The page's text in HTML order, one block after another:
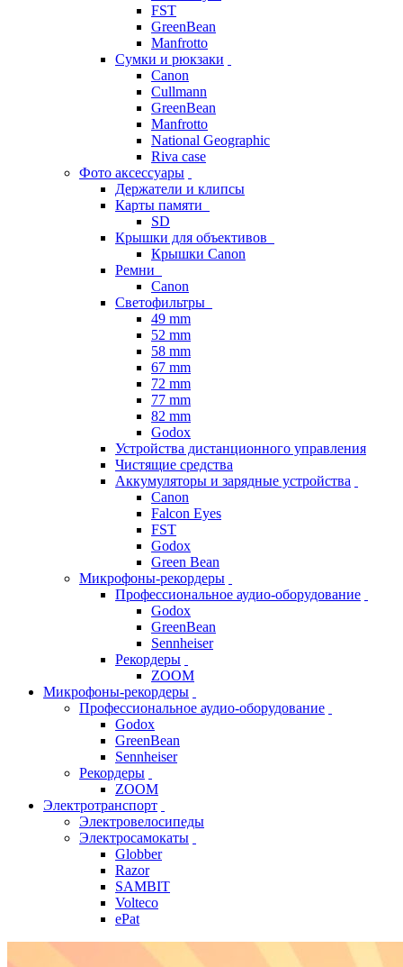
FST
GreenBean
Manfrotto
Сумки и рюкзаки
Canon
Cullmann
GreenBean
Manfrotto
National Geographic
Riva case
Фото аксессуары
Держатели и клипсы
Карты памяти
SD
Крышки для объективов
Крышки Canon
Ремни
Canon
Светофильтры
49 mm
52 mm
58 mm
67 mm
72 mm
77 mm
82 mm
Godox
Устройства дистанционного управления
Чистящие средства
Аккумуляторы и зарядные устройства
Canon
Falcon Eyes
FST
Godox
Green Bean
Микрофоны-рекордеры
Профессиональное аудио-оборудование
Godox
GreenBean
Sennheiser
Рекордеры
ZOOM
Микрофоны-рекордеры
Профессиональное аудио-оборудование
Godox
GreenBean
Sennheiser
Рекордеры
ZOOM
Электротранспорт
Электровелосипеды
Электросамокаты
Globber
Razor
SAMBIT
Volteco
ePat